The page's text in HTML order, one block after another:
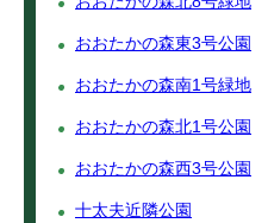
おおたかの森東3号公園
おおたかの森南1号緑地
おおたかの森北1号公園
おおたかの森西3号公園
十太夫近隣公園